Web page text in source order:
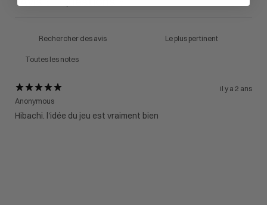
il y a 2 ans
Anonymous
Hibachi. l'idée du jeu est vraiment bien